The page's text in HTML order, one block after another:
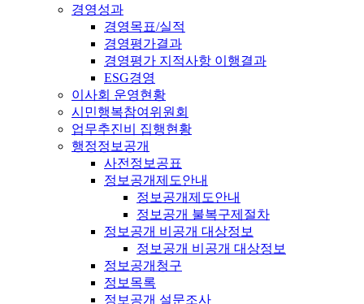
경영성과
경영목표/실적
경영평가결과
경영평가 지적사항 이행결과
ESG경영
이사회 운영현황
시민행복참여위원회
업무추진비 집행현황
행정정보공개
사전정보공표
정보공개제도안내
정보공개제도안내
정보공개 불복구제절차
정보공개 비공개 대상정보
정보공개 비공개 대상정보
정보공개청구
정보목록
정보공개 설문조사